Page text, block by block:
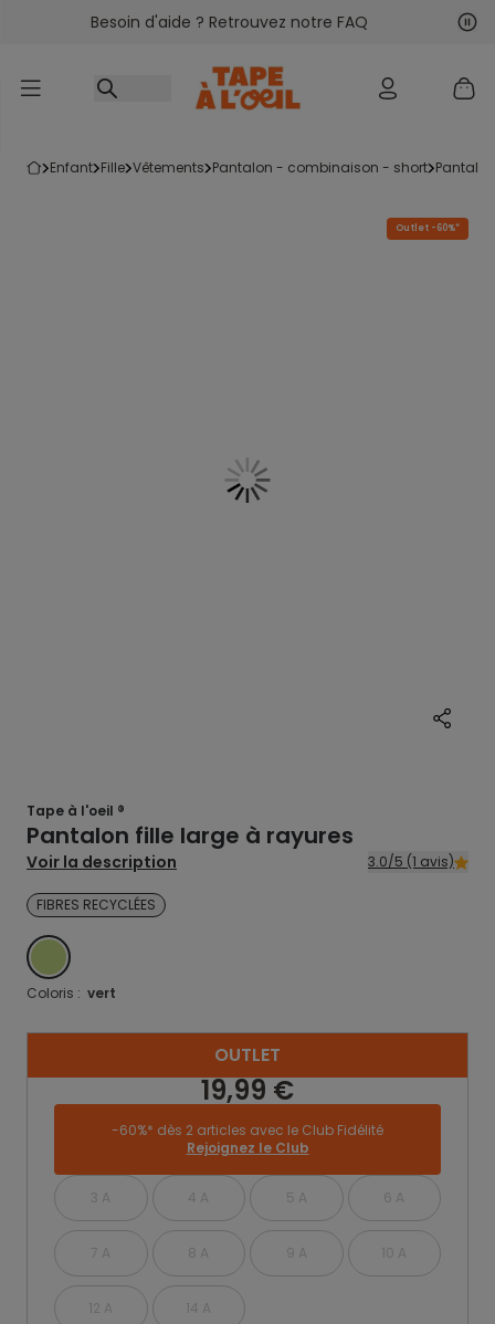
Accéder au contenu
Besoin d'aide ? Retrouvez notre FAQ
enfant fille vêtements pantalon - combinaison - short pantalon
Outlet -60%*
Tape à l'oeil ®
Pantalon fille large à rayures
Voir la description 3.0/5 (1 avis)
FIBRES RECYCLÉES
VERT
Coloris : vert
OUTLET
19,99 €
-60%* dès 2 articles avec le Club Fidélité
Rejoignez le Club
3 A 4 A 5 A 6 A
7 A 8 A 9 A 10 A
12 A
14 A